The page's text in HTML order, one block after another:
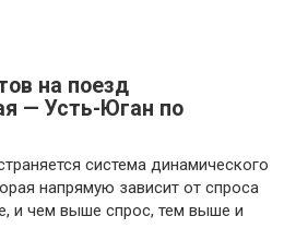
на поезд
— Усть-Юган по
система динамического
напрямую зависит от спроса
и чем выше спрос, тем выше и